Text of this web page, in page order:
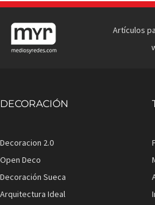
Artículos
DECORACIÓN
Decoracion 2.0
Open Deco
Decoración Sueca
Arquitectura Ideal